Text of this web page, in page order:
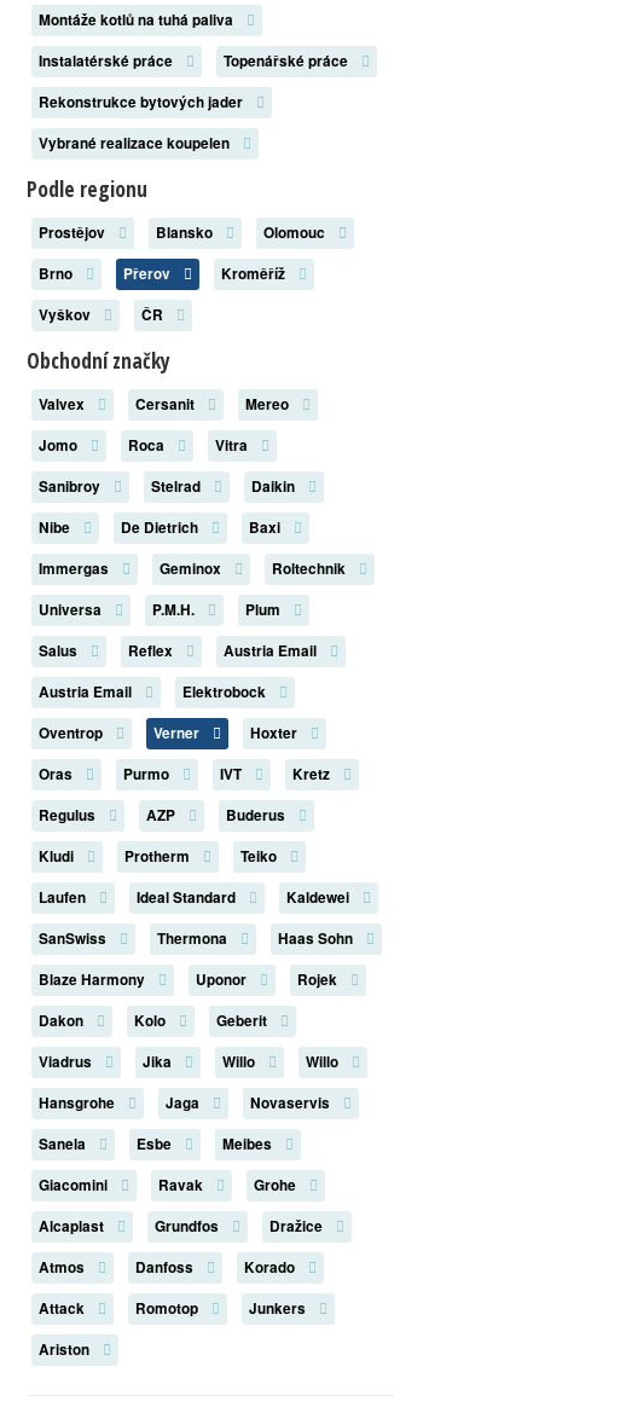
Montáže kotlů na tuhá paliva
Instalatérské práce
Topenářské práce
Rekonstrukce bytových jader
Vybrané realizace koupelen
Podle regionu
Prostějov Blansko
Olomouc
Brno
Přerov
Kroměříž
Vyškov
ČR
Obchodní značky
Valvex Cersanit
Mereo
Jomo
Roca
Vitra
Sanibroy
Stelrad
Daikin
Nibe
De Dietrich
Baxi
Immergas
Geminox
Roltechnik
Universa
P.M.H.
Plum
Salus
Reflex
Austria Email
Austria Email
Elektrobock
Oventrop
Verner
Hoxter
Oras
Purmo IVT
Kretz
Regulus
AZP
Buderus
Kludi
Protherm
Teiko
Laufen
Ideal Standard
Kaldewei
SanSwiss
Thermona
Haas Sohn
Blaze Harmony
Uponor
Rojek
Dakon
Kolo
Geberit
Viadrus
Jika Willo
Willo
Hansgrohe
Jaga
Novaservis
Sanela
Esbe
Meibes
Giacomini
Ravak
Grohe
Alcaplast
Grundfos
Dražice
Atmos
Danfoss
Korado
Attack
Romotop
Junkers
Ariston